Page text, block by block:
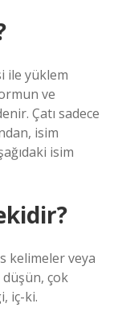
ile yüklem
ve
Çatı sadece
isim
isim
kelimeler veya
düşün, çok
iç-ki.